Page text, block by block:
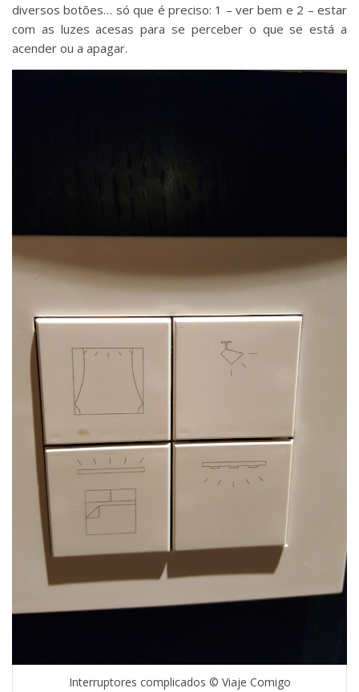
diversos botões… só que é preciso: 1 – ver bem e 2 – estar
com as luzes acesas para se perceber o que se está a
acender ou a apagar.
Interruptores complicados © Viaje Comigo